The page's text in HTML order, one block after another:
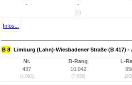
-
-
(-)
Infos...
B 8 Limburg (Lahn)-Wiesbadener Straße (B 417) -
Nr.
437
(4.083)
B-Rang
10.042
(7.638)
L-